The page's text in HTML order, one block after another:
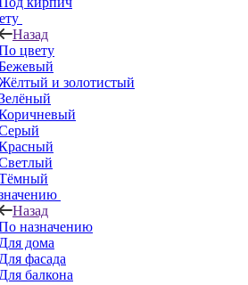
Назад
цвету
и золотистый
Назад
назначению
Для дома
Для фасада
Для балкона